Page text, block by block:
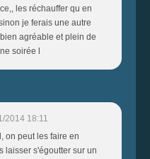
les réchauffer qu en
je ferais une autre
agréable et plein de
soirée l
2014 18:11
on peut les faire en
laisser s'égoutter sur un